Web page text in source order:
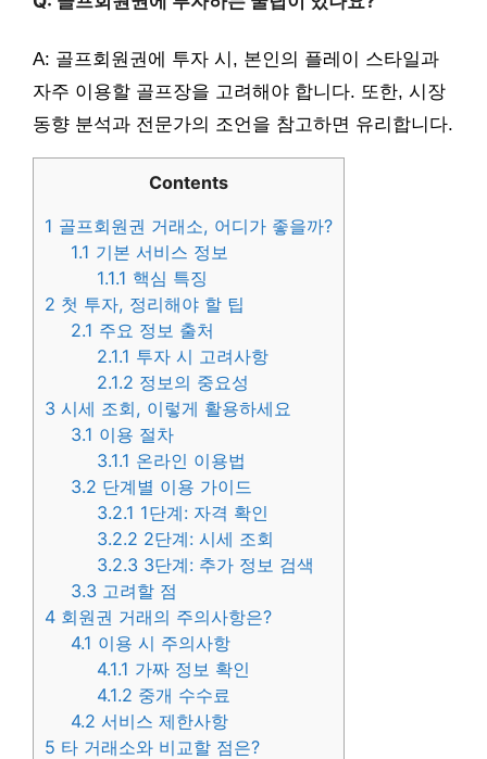
A: 골프회원권에 투자 시, 본인의 플레이 스타일과
자주 이용할 골프장을 고려해야 합니다. 또한, 시장
동향 분석과 전문가의 조언을 참고하면 유리합니다.
Contents
1 골프회원권 거래소, 어디가 좋을까?
1.1 기본 서비스 정보
1.1.1 핵심 특징
2 첫 투자, 정리해야 할 팁
2.1 주요 정보 출처
2.1.1 투자 시 고려사항
2.1.2 정보의 중요성
3 시세 조회, 이렇게 활용하세요
3.1 이용 절차
3.1.1 온라인 이용법
3.2 단계별 이용 가이드
3.2.1 1단계: 자격 확인
3.2.2 2단계: 시세 조회
3.2.3 3단계: 추가 정보 검색
3.3 고려할 점
4 회원권 거래의 주의사항은?
4.1 이용 시 주의사항
4.1.1 가짜 정보 확인
4.1.2 중개 수수료
4.2 서비스 제한사항
5 타 거래소와 비교할 점은?